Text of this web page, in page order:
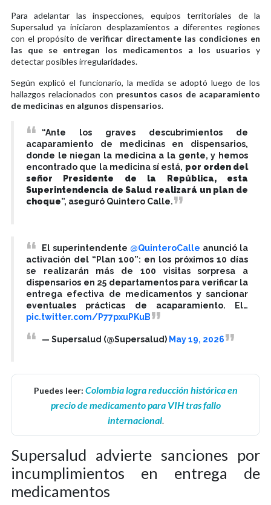
Para adelantar las inspecciones, equipos territoriales de la
Supersalud ya iniciaron desplazamientos a diferentes regiones
con el propósito de verificar directamente las condiciones en
las que se entregan los medicamentos a los usuarios y
detectar posibles irregularidades.
Según explicó el funcionario, la medida se adoptó luego de los
hallazgos relacionados con presuntos casos de acaparamiento
de medicinas en algunos dispensarios.
“Ante los graves descubrimientos de
acaparamiento de medicinas en dispensarios,
donde le niegan la medicina a la gente, y hemos
encontrado que la medicina sí está, por orden del
señor Presidente de la República, esta
Superintendencia de Salud realizará un plan de
choque”, aseguró Quintero Calle.
El superintendente @QuinteroCalle anunció la
activación del “Plan 100”: en los próximos 10 días
se realizarán más de 100 visitas sorpresa a
dispensarios en 25 departamentos para verificar la
entrega efectiva de medicamentos y sancionar
eventuales prácticas de acaparamiento. El…
pic.twitter.com/P77pxuPKuB
— Supersalud (@Supersalud) May 19, 2026
Puedes leer: Colombia logra reducción histórica en
precio de medicamento para VIH tras fallo
internacional.
Supersalud advierte sanciones por
incumplimientos en entrega de
medicamentos